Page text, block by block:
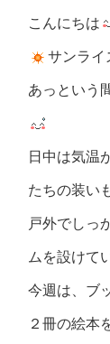
こんにちは
サンライ
あっという
日中は気温
たちの装い
戸外でしっ
ムを設けて
今週は、ブ
２冊の絵本